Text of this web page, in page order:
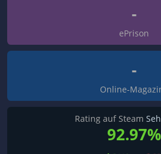
-
ePrison
-
Online-
Rating auf Steam
92.97%